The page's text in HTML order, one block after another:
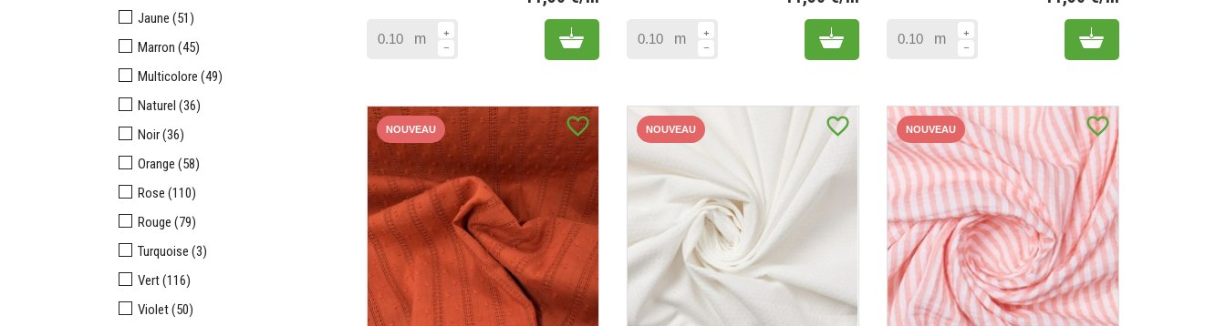
Jaune (51)
Marron (45)
Multicolore (49)
Naturel (36)
Noir(36)
Orange (58)
Rose (110)
Rouge (79)
Turquoise (3)
Vert(116)
Violet(50)
m Add to cart m Add to cart m Add to cart
favorite_border
NOUVEAU favorite_border
NOUVEAU favorite_border
NOUVEAU